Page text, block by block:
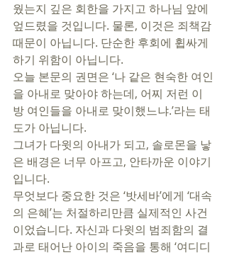
웠는지 깊은 회한을 가지고 하나님 앞에
엎드렸을 것입니다. 물론, 이것은 죄책감
때문이 아닙니다. 단순한 후회에 휩싸게
하기 위함이 아닙니다.
오늘 본문의 권면은 ‘나 같은 현숙한 여인
을 아내로 맞아야 하는데, 어찌 저런 이
방 여인들을 아내로 맞이했느냐.’라는 태
도가 아닙니다.
그녀가 다윗의 아내가 되고, 솔로몬을 낳
은 배경은 너무 아프고, 안타까운 이야기
입니다.
무엇보다 중요한 것은 ‘밧세바’에게 ‘대속
의 은혜’는 처절하리만큼 실제적인 사건
이었습니다. 자신과 다윗의 범죄함의 결
과로 태어난 아이의 죽음을 통해 ‘여디디